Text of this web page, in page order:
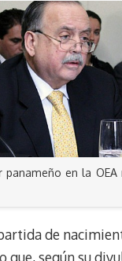
panameño en la
de
que, según su